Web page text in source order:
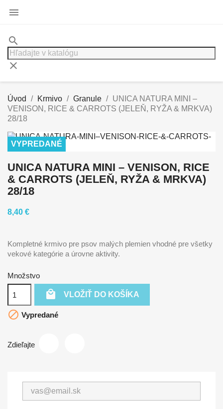

search
clear
Úvod Krmivo Granule
UNICA NATURA MINI –
VENISON, RICE & CARROTS (JELEŇ, RYŽA & MRKVA)
28/18
VYPREDANÉ
UNICA NATURA MINI – VENISON, RICE
& CARROTS (JELEŇ, RYŽA & MRKVA)
28/18
8,40 €
Kompletné krmivo pre psov malých plemien vhodné pre všetky
vekové kategórie a úrovne aktivity.
Množstvo
 VLOŽIŤ DO KOŠÍKA
 Vypredané
Zdieľajte